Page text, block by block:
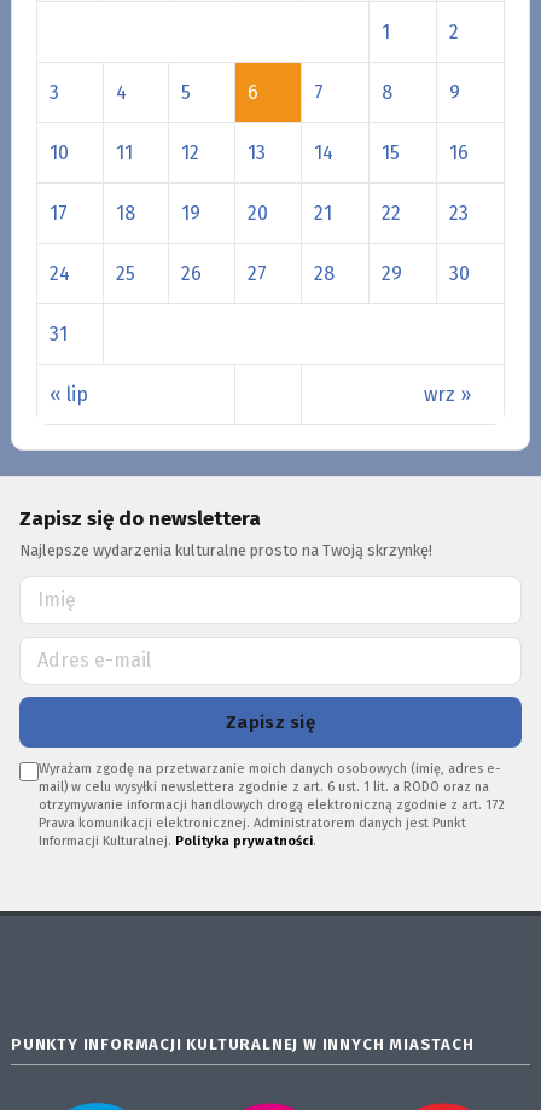
« lip wrz »
1 2
3 4 5 6 7 8 9
10 11 12 13 14 15 16
17 18 19 20 21 22 23
24 25 26 27 28 29 30
31
Zapisz się do newslettera
Najlepsze wydarzenia kulturalne prosto na Twoją skrzynkę!
Zapisz się
Wyrażam zgodę na przetwarzanie moich danych osobowych (imię, adres e-
mail) w celu wysyłki newslettera zgodnie z art. 6 ust. 1 lit. a RODO oraz na
otrzymywanie informacji handlowych drogą elektroniczną zgodnie z art. 172
Prawa komunikacji elektronicznej. Administratorem danych jest Punkt
Informacji Kulturalnej. Polityka prywatności.
PUNKTY INFORMACJI KULTURALNEJ W INNYCH MIASTACH